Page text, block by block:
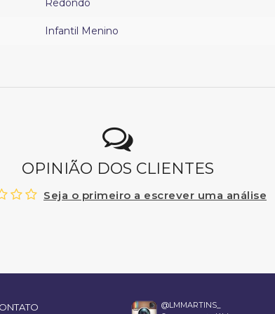
Redondo
Infantil Menino
OPINIÃO DOS CLIENTES
Seja o primeiro a escrever uma análise
@LMMARTINS_